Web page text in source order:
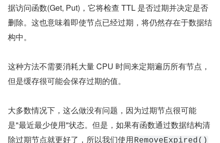
据访问函数(Get, Put)，它将检查 TTL 是否过期并决定是否
删除。这也意味着即使节点已经过期，将仍然存在于数据结
构中。
这种方法不需要消耗大量 CPU 时间来定期遍历所有节点，
但是缓存很可能会保存过期的值。
大多数情况下，这么做没有问题，因为过期节点很可能
是"最近最少使用"状态。但是，如果有函数通过数据结构清
除过期节点就更好了，所以我们使用RemoveExpired()